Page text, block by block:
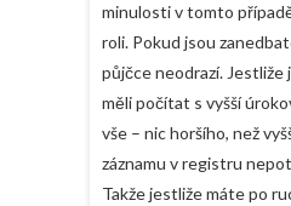
minulosti v tomto
roli. Pokud jsou
půjčce neodrazí.
měli počítat s vyšší
vše – nic horšího, než
záznamu v registru
Takže jestliže máte po